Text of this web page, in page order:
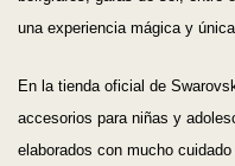
Mejor descuento
una experiencia mágica y única.
En la tienda oficial de
accesorios para niñas y
elaborados con mucho